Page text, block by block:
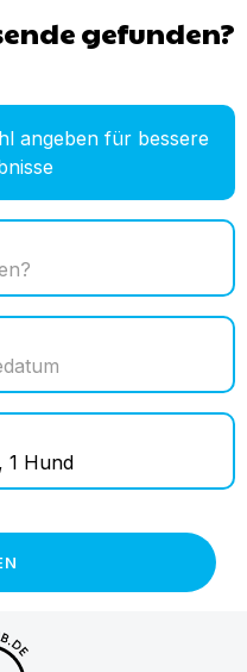
gefunden?
angeben für bessere
, 1 Hund